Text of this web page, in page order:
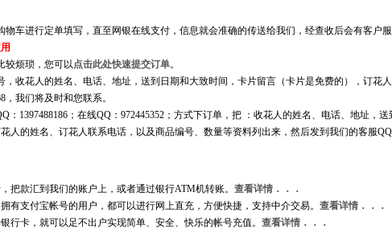
物车进行定单填写，直至网银在线支付，信息就会准确的传送给我们，经查收后会有客户
较烦琐，您可以点击此处快速提交订单。
，收花人的姓名、电话、地址，送到日期和大致时间，卡片留言（卡片是免费的），订花
，我们将及时和您联系。
：1397488186；在线QQ：972445352；方式下订单，把 ：收花人的姓名、电话、地址，送
人的姓名、订花人联系电话，以及商品编号、数量等资料列出来，然后发到我们的客服
把款汇到我们的账户上，或者通过银行ATM机转账。 查看详情．．．
有支付宝帐号的用户，都可以进行网上直充，方便快捷，支持中介交易。 查看详情．．．
行卡，就可以足不出户实现简单、安全、快乐的帐号充值。 查看详情．．．